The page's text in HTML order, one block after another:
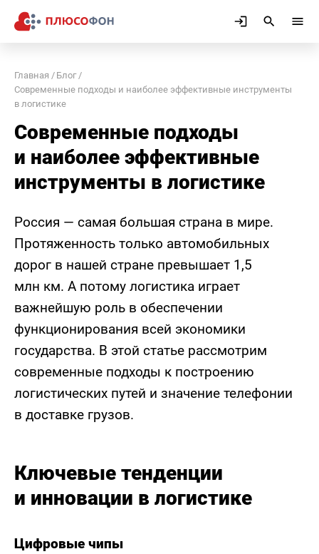
Главная
Блог
Современные подходы и наиболее эффективные инструменты
в логистике
Современные подходы
и наиболее эффективные
инструменты в логистике
Россия — самая большая страна в мире.
Протяженность только автомобильных
дорог в нашей стране превышает 1,5
млн км. А потому логистика играет
важнейшую роль в обеспечении
функционирования всей экономики
государства. В этой статье рассмотрим
современные подходы к построению
логистических путей и значение телефонии
в доставке грузов.
Ключевые тенденции
и инновации в логистике
Цифровые чипы